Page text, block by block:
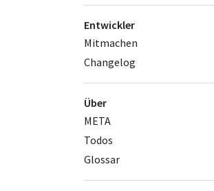
Entwickler
Mitmachen
Changelog
Über
META
Todos
Glossar